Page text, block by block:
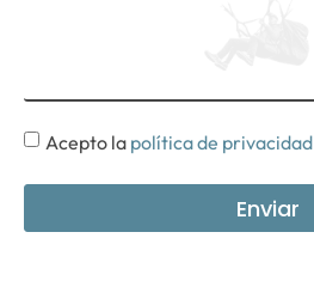
Acepto la política de privacidad
Enviar